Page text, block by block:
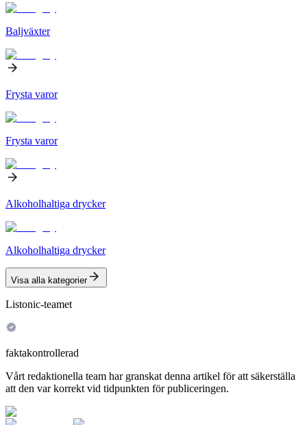
Baljväxter
Frysta varor
Frysta varor
Alkoholhaltiga drycker
Alkoholhaltiga drycker
Visa alla kategorier
Listonic-teamet
faktakontrollerad
Vårt redaktionella team har granskat denna artikel för att säkerställa
att den var korrekt vid tidpunkten för publiceringen.